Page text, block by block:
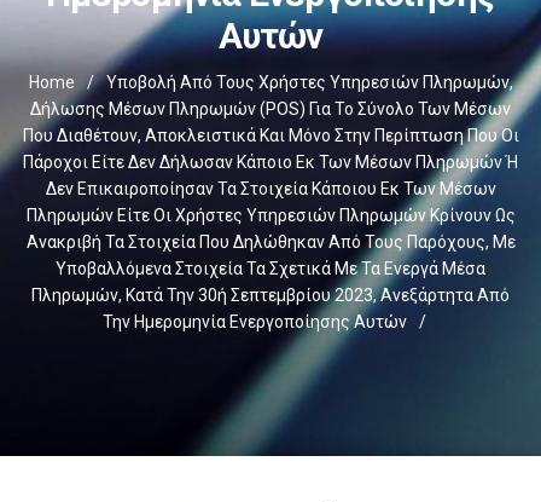
Αυτών
Home /
Υποβολή Από Τους Χρήστες Υπηρεσιών Πληρωμών,
Δήλωσης Μέσων Πληρωμών (POS) Για Το Σύνολο Των Μέσων
Που Διαθέτουν, Αποκλειστικά Και Μόνο Στην Περίπτωση Που Οι
Πάροχοι Είτε Δεν Δήλωσαν Κάποιο Εκ Των Μέσων Πληρωμών Ή
Δεν Επικαιροποίησαν Τα Στοιχεία Κάποιου Εκ Των Μέσων
Πληρωμών Είτε Οι Χρήστες Υπηρεσιών Πληρωμών Κρίνουν Ως
Ανακριβή Τα Στοιχεία Που Δηλώθηκαν Από Τους Παρόχους, Με
Υποβαλλόμενα Στοιχεία Τα Σχετικά Με Τα Ενεργά Μέσα
Πληρωμών, Κατά Την 30ή Σεπτεμβρίου 2023, Ανεξάρτητα Από
Την Ημερομηνία Ενεργοποίησης Αυτών
/